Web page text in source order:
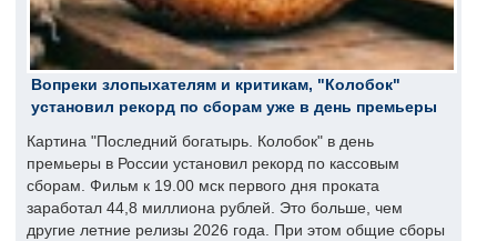
Вопреки злопыхателям и критикам, "Колобок"
установил рекорд по сборам уже в день премьеры
Картина "Последний богатырь. Колобок" в день
премьеры в России установил рекорд по кассовым
сборам. Фильм к 19.00 мск первого дня проката
заработал 44,8 миллиона рублей. Это больше, чем
другие летние релизы 2026 года. При этом общие сборы